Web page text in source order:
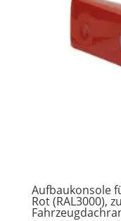
Aufbaukonsole
Rot (RAL3000),